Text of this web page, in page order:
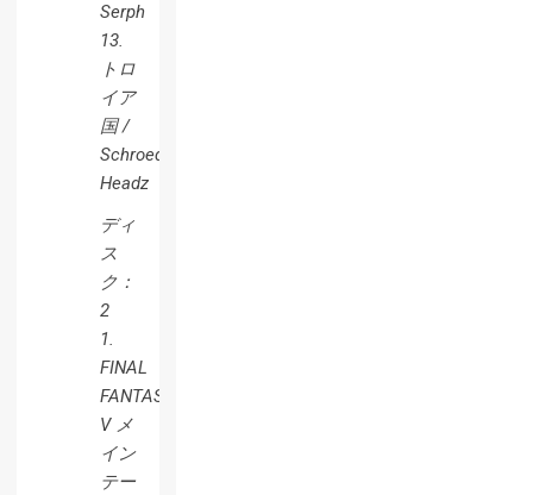
Serph
13.
トロ
イア
国 /
Schroeder-
Headz
ディ
ス
ク：
2
1.
FINAL
FANTASY
V メ
イン
テー